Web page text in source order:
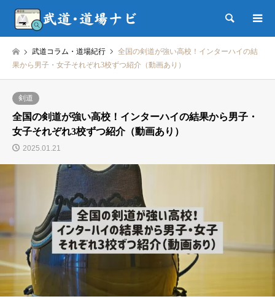
検索
武道コラム・道場紀行
全国の剣道が強い高校！インターハイの結
果から男子・女子それぞれ3校ずつ紹介（動画あり）
剣道
全国の剣道が強い高校！インターハイの結果から男子・
女子それぞれ3校ずつ紹介（動画あり）
2025.01.21